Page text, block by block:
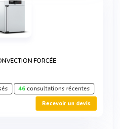
FORCÉE
46consultations récentes
Recevoir un devis